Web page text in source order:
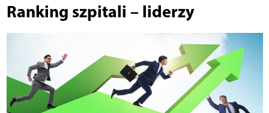
Ranking szpitali – liderzy